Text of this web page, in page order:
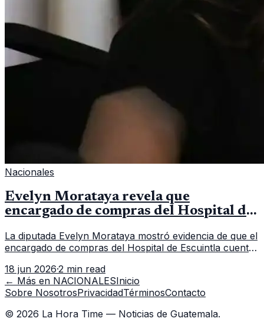
Nacionales
Evelyn Morataya revela que
encargado de compras del Hospital de
La diputada Evelyn Morataya mostró evidencia de que el
encargado de compras del Hospital de Escuintla cuenta
capacitación en la capital.
18 jun 2026·2 min read
← Más en NACIONALESInicio
Sobre NosotrosPrivacidadTérminosContacto
© 2026 La Hora Time — Noticias de Guatemala.